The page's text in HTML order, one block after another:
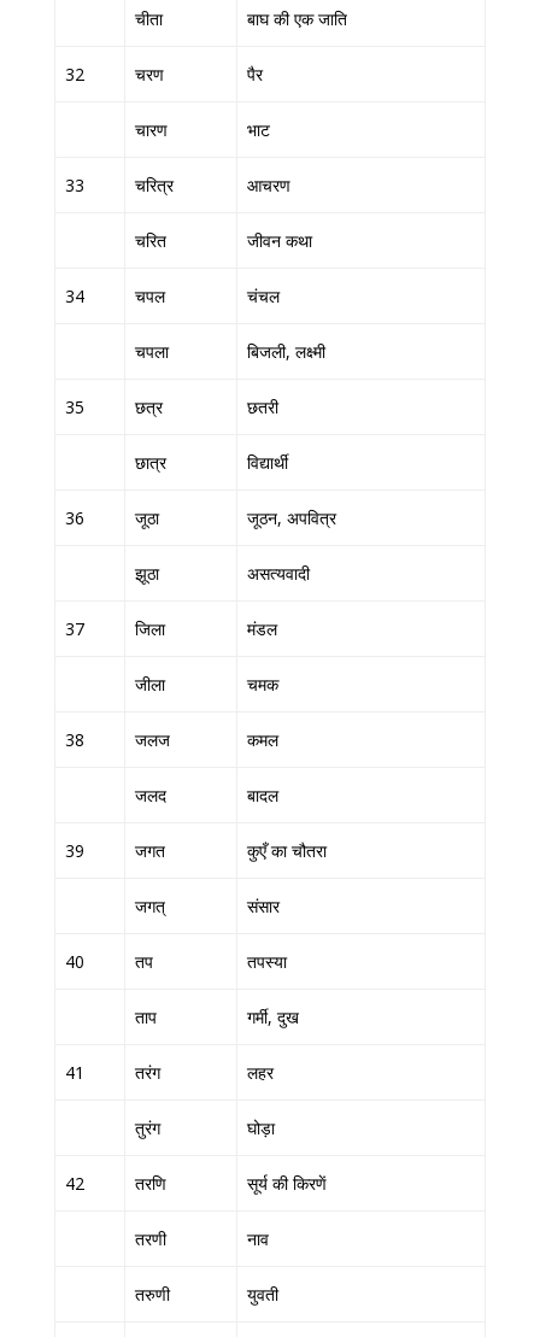
चीता बाघ की एक जाति
32 चरण पैर
चारण भाट
33 चरित्र आचरण
चरित जीवन कथा
34 चपल चंचल
चपला बिजली, लक्ष्मी
35 छत्र छतरी
छात्र विद्यार्थी
36 जूठा जूठन, अपवित्र
झूठा असत्यवादी
37 जिला मंडल
जीला चमक
38 जलज कमल
जलद बादल
39 जगत कुएँ का चौतरा
जगत् संसार
40 तप तपस्या
ताप गर्मी, दुख
41 तरंग लहर
तुरंग घोड़ा
42 तरणि सूर्य की किरणें
तरणी नाव
तरुणी युवती